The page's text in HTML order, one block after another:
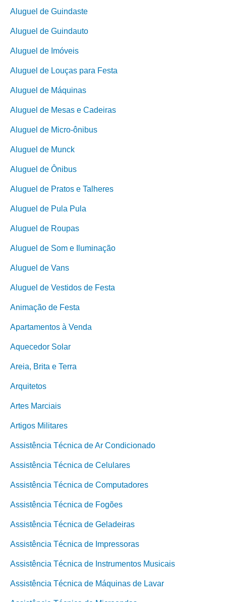
Aluguel de Guindaste
Aluguel de Guindauto
Aluguel de Imóveis
Aluguel de Louças para Festa
Aluguel de Máquinas
Aluguel de Mesas e Cadeiras
Aluguel de Micro-ônibus
Aluguel de Munck
Aluguel de Ônibus
Aluguel de Pratos e Talheres
Aluguel de Pula Pula
Aluguel de Roupas
Aluguel de Som e Iluminação
Aluguel de Vans
Aluguel de Vestidos de Festa
Animação de Festa
Apartamentos à Venda
Aquecedor Solar
Areia, Brita e Terra
Arquitetos
Artes Marciais
Artigos Militares
Assistência Técnica de Ar Condicionado
Assistência Técnica de Celulares
Assistência Técnica de Computadores
Assistência Técnica de Fogões
Assistência Técnica de Geladeiras
Assistência Técnica de Impressoras
Assistência Técnica de Instrumentos Musicais
Assistência Técnica de Máquinas de Lavar